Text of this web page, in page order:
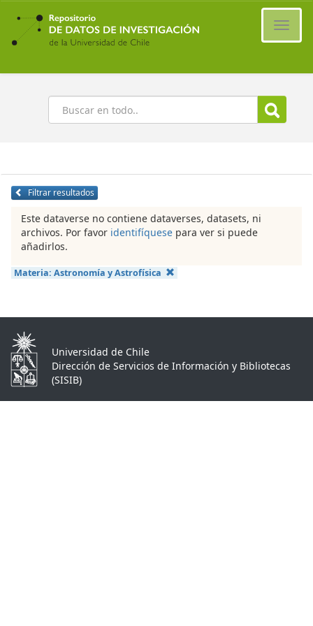
Ir
contenido
principal
Buscar
Filtrar resultados
Este dataverse no contiene dataverses, datasets, ni
archivos. Por favor identifíquese para ver si puede
añadirlos.
Materia: Astronomía y Astrofísica
Universidad de Chile
Dirección de Servicios de Información y Bibliotecas
(SISIB)